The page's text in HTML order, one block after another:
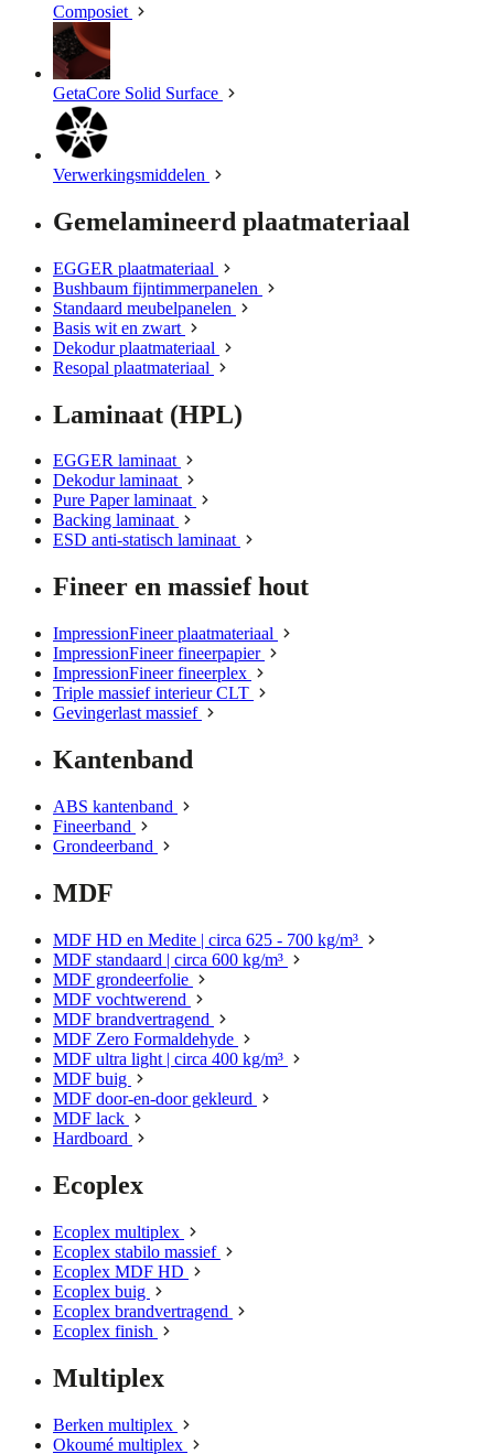
Composiet
GetaCore Solid Surface
Verwerkingsmiddelen
Gemelamineerd plaatmateriaal
EGGER plaatmateriaal
Bushbaum fijntimmerpanelen
Standaard meubelpanelen
Basis wit en zwart
Dekodur plaatmateriaal
Resopal plaatmateriaal
Laminaat (HPL)
EGGER laminaat
Dekodur laminaat
Pure Paper laminaat
Backing laminaat
ESD anti-statisch laminaat
Fineer en massief hout
ImpressionFineer plaatmateriaal
ImpressionFineer fineerpapier
ImpressionFineer fineerplex
Triple massief interieur CLT
Gevingerlast massief
Kantenband
ABS kantenband
Fineerband
Grondeerband
MDF
MDF HD en Medite | circa 625 - 700 kg/m³
MDF standaard | circa 600 kg/m³
MDF grondeerfolie
MDF vochtwerend
MDF brandvertragend
MDF Zero Formaldehyde
MDF ultra light | circa 400 kg/m³
MDF buig
MDF door-en-door gekleurd
MDF lack
Hardboard
Ecoplex
Ecoplex multiplex
Ecoplex stabilo massief
Ecoplex MDF HD
Ecoplex buig
Ecoplex brandvertragend
Ecoplex finish
Multiplex
Berken multiplex
Okoumé multiplex